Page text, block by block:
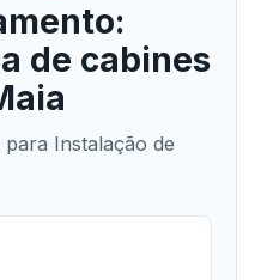
de cabines
Instalação de